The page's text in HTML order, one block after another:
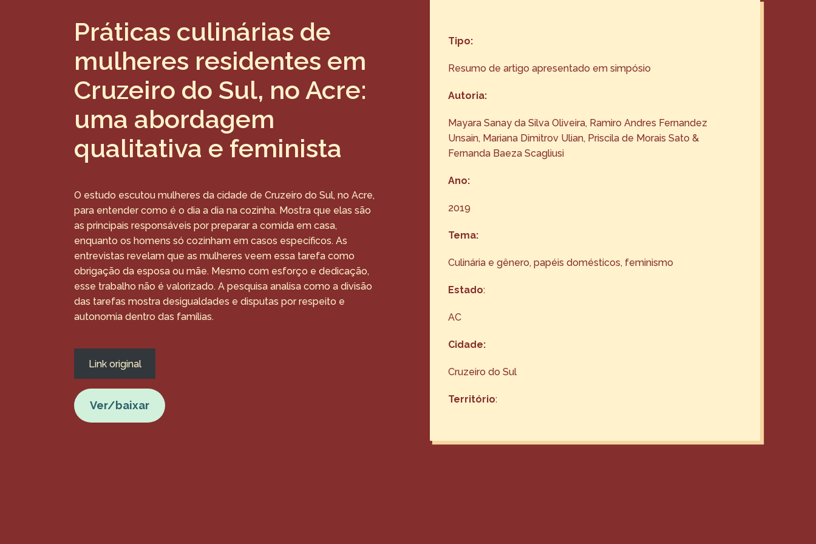
Práticas culinárias de
mulheres residentes em
Cruzeiro do Sul, no Acre:
uma abordagem
qualitativa e feminista
O estudo escutou mulheres da cidade de Cruzeiro do Sul, no Acre,
para entender como é o dia a dia na cozinha. Mostra que elas são
as principais responsáveis por preparar a comida em casa,
enquanto os homens só cozinham em casos específicos. As
entrevistas revelam que as mulheres veem essa tarefa como
obrigação da esposa ou mãe. Mesmo com esforço e dedicação,
esse trabalho não é valorizado. A pesquisa analisa como a divisão
das tarefas mostra desigualdades e disputas por respeito e
autonomia dentro das famílias.
Link original
Ver/baixar
Tipo:
Resumo de artigo apresentado em simpósio
Autoria:
Mayara Sanay da Silva Oliveira, Ramiro Andres Fernandez
Unsain, Mariana Dimitrov Ulian, Priscila de Morais Sato &
Fernanda Baeza Scagliusi
Ano:
2019
Tema:
Culinária e gênero, papéis domésticos, feminismo
Estado:
AC
Cidade:
Cruzeiro do Sul
Território: